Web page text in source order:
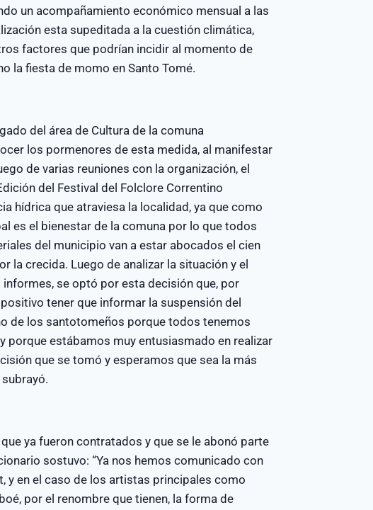
un acompañamiento económico mensual a las
esta supeditada a la cuestión climática,
factores que podrían incidir al momento de
la fiesta de momo en Santo Tomé.
del área de Cultura de la comuna
los pormenores de esta medida, al manifestar
de varias reuniones con la organización, el
del Festival del Folclore Correntino
hídrica que atraviesa la localidad, ya que como
es el bienestar de la comuna por lo que todos
del municipio van a estar abocados el cien
la crecida. Luego de analizar la situación y el
se optó por esta decisión que, por
tener que informar la suspensión del
de los santotomeños porque todos tenemos
porque estábamos muy entusiasmado en realizar
que se tomó y esperamos que sea la más
ya fueron contratados y que se le abonó parte
sostuvo: “Ya nos hemos comunicado con
en el caso de los artistas principales como
por el renombre que tienen, la forma de